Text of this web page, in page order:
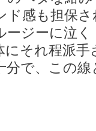
ド感も担保
ージーに泣
にそれ程派
分で、この